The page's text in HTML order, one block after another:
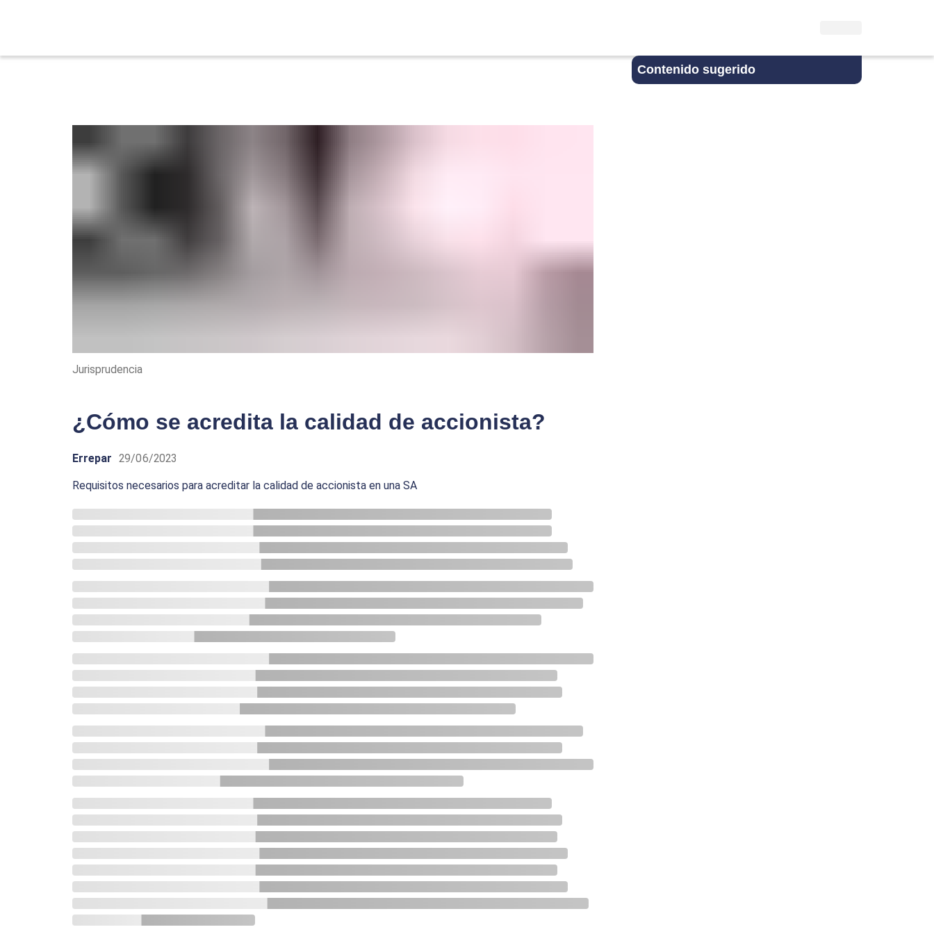
Contenido sugerido
Jurisprudencia
¿Cómo se acredita la calidad de accionista?
Errepar 29/06/2023
Requisitos necesarios para acreditar la calidad de accionista en una SA